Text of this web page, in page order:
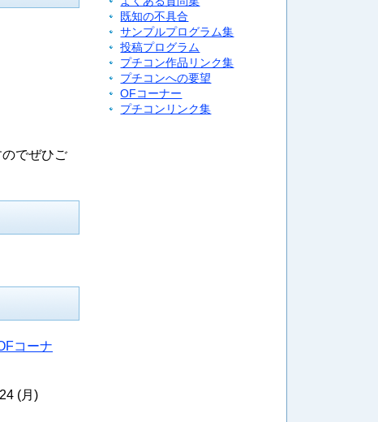
でぜひご
コーナ
(月)
既知の不具合
サンプルプログラム集
投稿プログラム
プチコン作品リンク集
プチコンへの要望
OFコーナー
プチコンリンク集